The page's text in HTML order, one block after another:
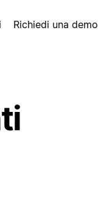
Richiedi una demo